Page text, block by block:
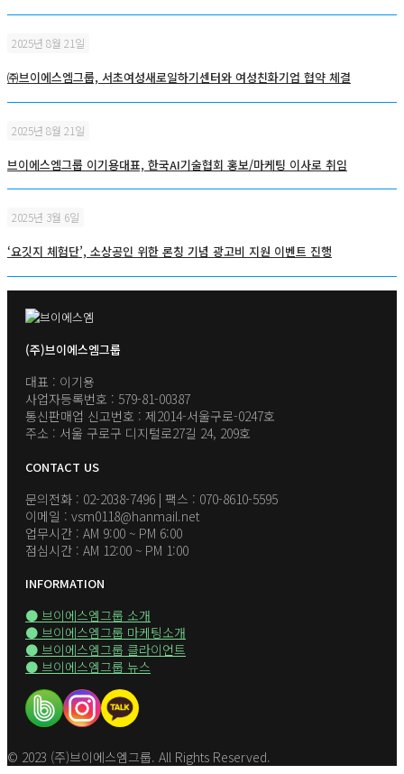
2025년 8월 21일
㈜브이에스엠그룹, 서초여성새로일하기센터와 여성친화기업 협약 체결
2025년 8월 21일
브이에스엠그룹 이기용대표, 한국AI기술협회 홍보/마케팅 이사로 취임
2025년 3월 6일
‘요깃지 체험단’, 소상공인 위한 론칭 기념 광고비 지원 이벤트 진행
(주)브이에스엠그룹
대표 : 이기용
사업자등록번호 : 579-81-00387
통신판매업 신고번호 : 제2014-서울구로-0247호
주소 : 서울 구로구 디지털로27길 24, 209호
CONTACT US
문의전화 : 02-2038-7496 | 팩스 : 070-8610-5595
이메일 : vsm0118@hanmail.net
업무시간 : AM 9:00 ~ PM 6:00
점심시간 : AM 12:00 ~ PM 1:00
INFORMATION
● 브이에스엠그룹 소개
● 브이에스엠그룹 마케팅소개
● 브이에스엠그룹 클라이언트
● 브이에스엠그룹 뉴스
© 2023 (주)브이에스엠그룹. All Rights Reserved.